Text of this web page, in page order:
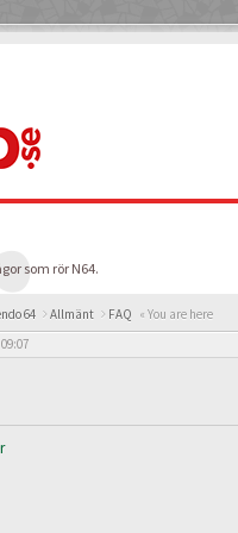
som rör N64.
64 Allmänt FAQ « You are here